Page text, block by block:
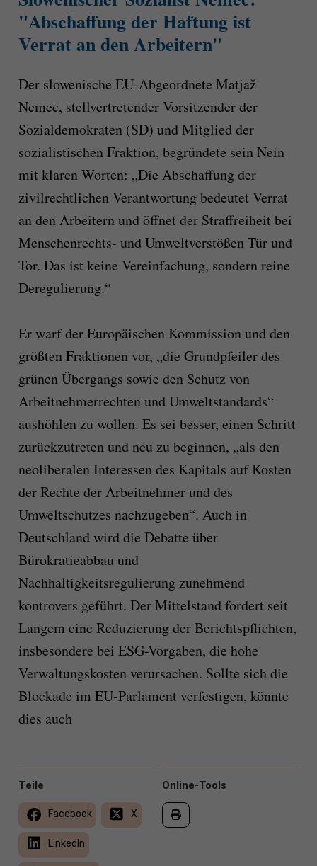
"Abschaffung der Haftung ist
Verrat an den Arbeitern"
Der slowenische EU-Abgeordnete Matjaž
Nemec, stellvertretender Vorsitzender der
Sozialdemokraten (SD) und Mitglied der
sozialistischen Fraktion, begründete sein Nein
mit klaren Worten: „Die Abschaffung der
zivilrechtlichen Verantwortung bedeutet Verrat
an den Arbeitern und öffnet der Straffreiheit bei
Menschenrechts- und Umweltverstößen Tür und
Tor. Das ist keine Vereinfachung, sondern reine
Deregulierung.“
Er warf der Europäischen Kommission und den
größten Fraktionen vor, „die Grundpfeiler des
grünen Übergangs sowie den Schutz von
Arbeitnehmerrechten und Umweltstandards“
aushöhlen zu wollen. Es sei besser, einen Schritt
zurückzutreten und neu zu beginnen, „als den
neoliberalen Interessen des Kapitals auf Kosten
der Rechte der Arbeitnehmer und des
Umweltschutzes nachzugeben“. Auch in
Deutschland wird die Debatte über
Bürokratieabbau und
Nachhaltigkeitsregulierung zunehmend
kontrovers geführt. Der Mittelstand fordert seit
Langem eine Reduzierung der Berichtspflichten,
insbesondere bei ESG-Vorgaben, die hohe
Verwaltungskosten verursachen. Sollte sich die
Blockade im EU-Parlament verfestigen, könnte
dies auch
Online-Tools
Teile
Facebook X
LinkedIn